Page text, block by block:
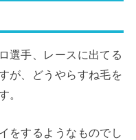
選手、レースに出てる
が、どうやらすね毛を
。
をするようなものでし